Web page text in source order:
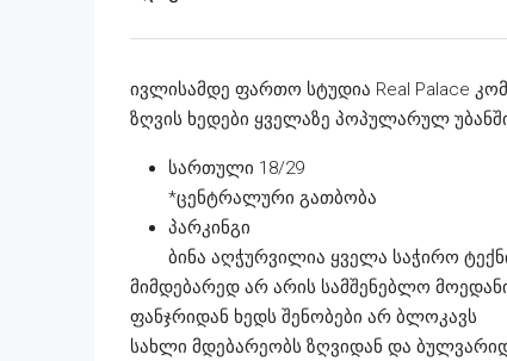
ივლისამდე ფართო სტუდია Real Palace
ზღვის ხედები ყველაზე პოპულარულ
სართული 18/29
*ცენტრალური გათბობა
პარკინგი
ბინა აღჭურვილია ყველა საჭირო
მიმდებარედ არ არის სამშენებლო
ფანჯრიდან ხედს შენობები არ ბლოკავს
სახლი მდებარეობს ზღვიდან და